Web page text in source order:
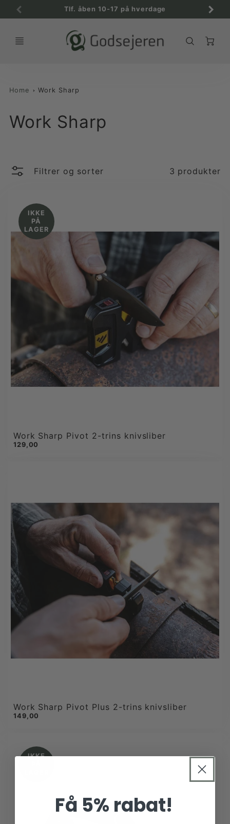
Tlf. åben 10-17 på hverdage
Home Work Sharp
Work Sharp
Filtrer og sorter 3 produkter
IKKE
PÅ
LAGER
Work Sharp Pivot 2-trins knivsliber
129,00
Work Sharp Pivot Plus 2-trins knivsliber
149,00
IKKE
Få 5% rabat!